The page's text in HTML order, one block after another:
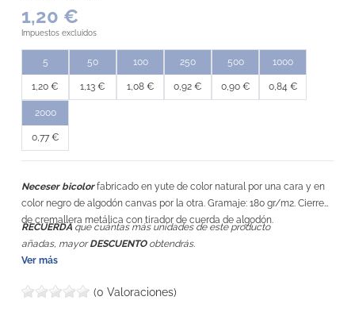
1,20 €
Impuestos excluidos
5
1,20 €
50
1,13 €
100
1,08 €
250
0,92 €
500
0,90 €
1000
0,84 €
2000
0,77 €
Neceser bicolorfabricado en yute de color natural por una cara y en
color negro de algodón canvas por la otra. Gramaje: 180 gr/m2. Cierre
de cremallera metálica con tirador de cuerda de algodón.
RECUERDA que cuántas más unidades de este producto
añadas, mayorDESCUENTOobtendrás.
Ver más
(0 Valoraciones)